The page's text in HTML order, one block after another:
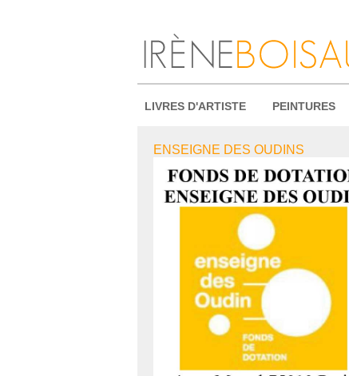
LIVRES D'ARTISTE PEINTURES
ENSEIGNE DES OUDINS